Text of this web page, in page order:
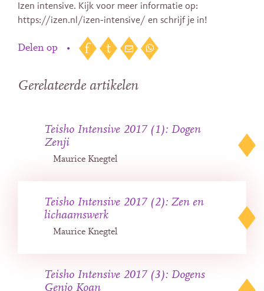
Izen intensive. Kijk voor meer informatie op:
https://izen.nl/izen-intensive/ en schrijf je in!
Delen op •
Gerelateerde artikelen
Teisho Intensive 2017 (1): Dogen
Zenji
Maurice Knegtel
Teisho Intensive 2017 (2): Zen en
lichaamswerk
Maurice Knegtel
Teisho Intensive 2017 (3): Dogens
Genjo Koan